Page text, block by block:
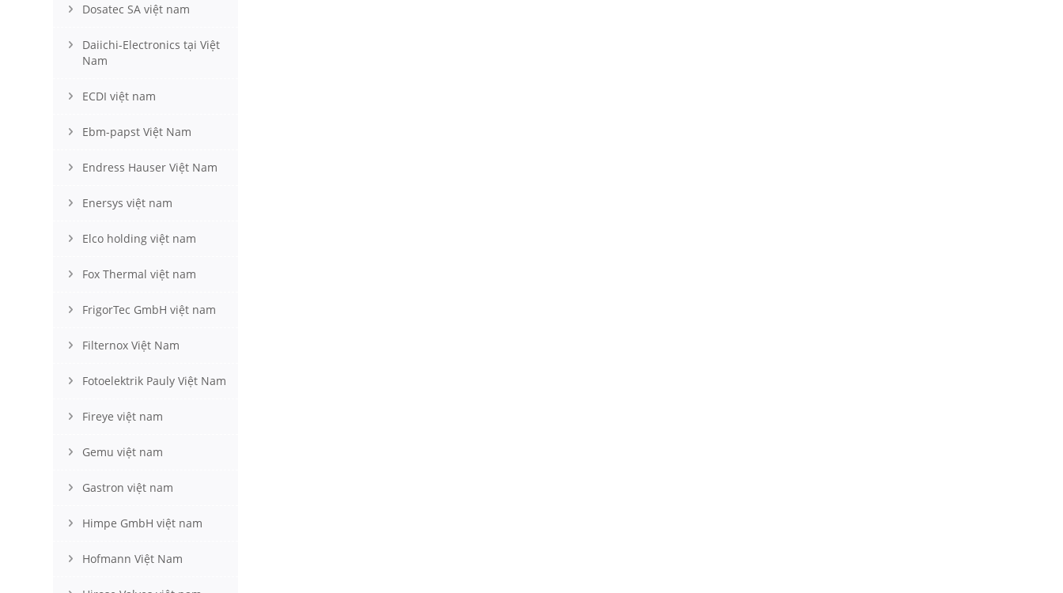
Dosatec SA việt nam
Daiichi-Electronics tại Việt
Nam
ECDI việt nam
Ebm-papst Việt Nam
Endress Hauser Việt Nam
Enersys việt nam
Elco holding việt nam
Fox Thermal việt nam
FrigorTec GmbH việt nam
Filternox Việt Nam
Fotoelektrik Pauly Việt Nam
Fireye việt nam
Gemu việt nam
Gastron việt nam
Himpe GmbH việt nam
Hofmann Việt Nam